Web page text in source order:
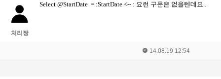
처리짱
Select @StartDate = :StartDate <-- : 요런 구문은 없을텐데요..
14.08.19 12:54